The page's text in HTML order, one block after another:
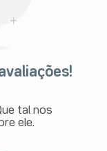
tal nos
ele.